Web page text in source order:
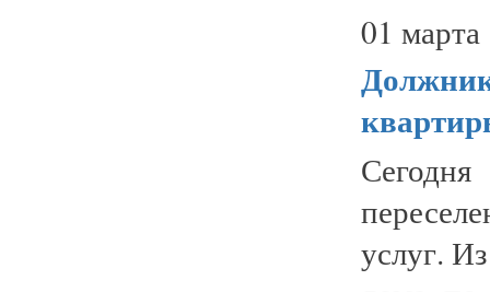
01
услуг.